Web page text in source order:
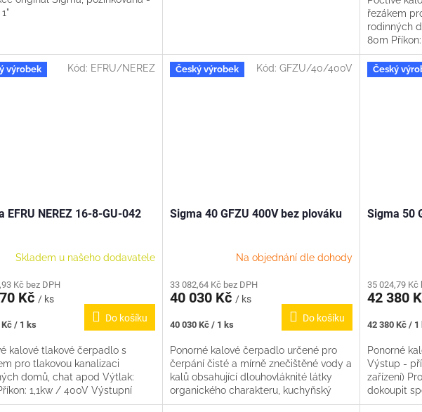
řezákem
rodinných
80m
závit: 5/4"
výrobek
EFRU NEREZ 16-8-GU-042
Skladem u našeho dodavatele
Kč bez DPH
Kč / ks
/ 1 ks
Do košíku
kalové tlakové čerpadlo s
pro tlakovou kanalizaci
domů, chat apod Výtlak:
1,1kw / 400V Výstupní
4" Délka kabelu: 10m...
Kód: EFRU/NEREZ Český výrobek
Sigma 40 GFZU 400V bez plováku
Na objednání dle dohody
33 082,64 Kč bez DPH
40 030 Kč / ks
Měrná
40 030 Kč / 1 ks
Do košíku
Ponorné kalové čerpadlo určené pro
čerpání čisté a mírně znečištěné vody a
kalů obsahující dlouhovláknité látky
organického charakteru, kuchyňský
odpad, bez látek abrazivního...
Kód: GFZU/40/400V Český
Sigma 50
35 024,79 Kč
42 380
Měrná
42 380 Kč / 1
Ponorné
Výstup -
zařízení)
dokoupit
viz: